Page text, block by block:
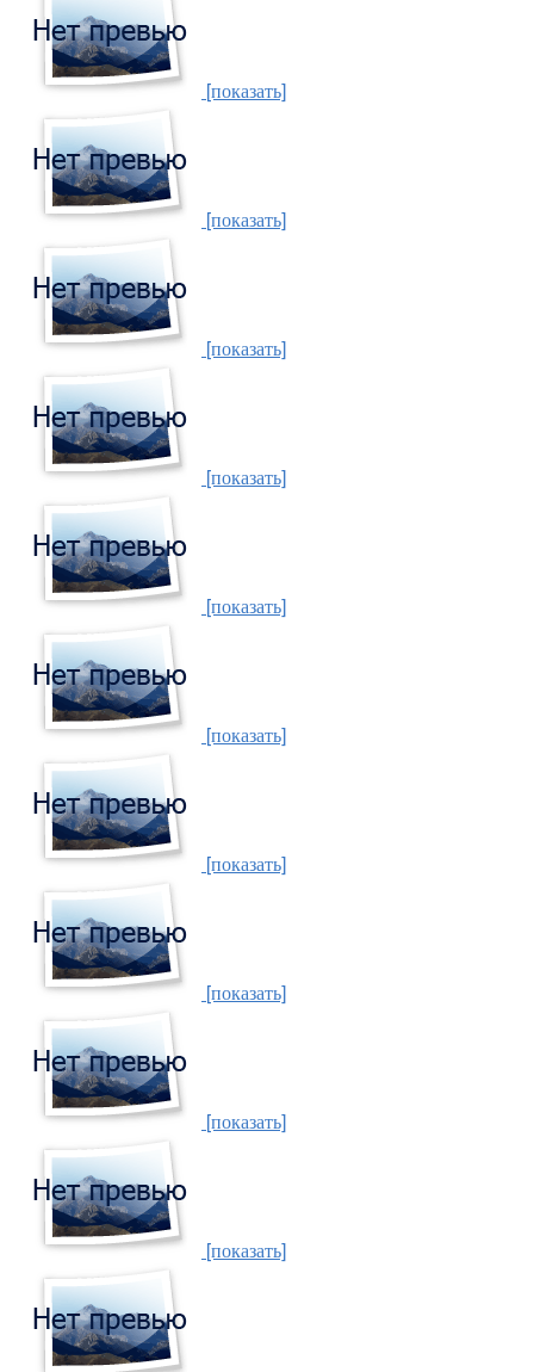
[показать]
[показать]
[показать]
[показать]
[показать]
[показать]
[показать]
[показать]
[показать]
[показать]